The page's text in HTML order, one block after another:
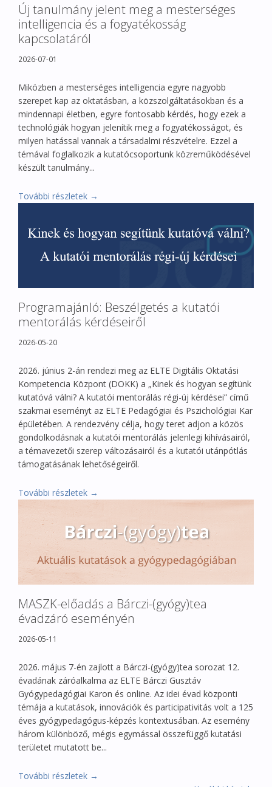
Új tanulmány jelent meg a mesterséges
intelligencia és a fogyatékosság
kapcsolatáról
2026-07-01
Miközben a mesterséges intelligencia egyre nagyobb
szerepet kap az oktatásban, a közszolgáltatásokban és a
mindennapi életben, egyre fontosabb kérdés, hogy ezek a
technológiák hogyan jelenítik meg a fogyatékosságot, és
milyen hatással vannak a társadalmi részvételre. Ezzel a
témával foglalkozik a kutatócsoportunk közreműködésével
készült tanulmány...
További részletek →
Programajánló: Beszélgetés a kutatói
mentorálás kérdéseiről
2026-05-20
2026. június 2-án rendezi meg az ELTE Digitális Oktatási
Kompetencia Központ (DOKK) a „Kinek és hogyan segítünk
kutatóvá válni? A kutatói mentorálás régi-új kérdései” című
szakmai eseményt az ELTE Pedagógiai és Pszichológiai Kar
épületében. A rendezvény célja, hogy teret adjon a közös
gondolkodásnak a kutatói mentorálás jelenlegi kihívásairól,
a témavezetői szerep változásairól és a kutatói utánpótlás
támogatásának lehetőségeiről.
További részletek →
MASZK-előadás a Bárczi-(gyógy)tea
évadzáró eseményén
2026-05-11
2026. május 7-én zajlott a Bárczi-(gyógy)tea sorozat 12.
évadának záróalkalma az ELTE Bárczi Gusztáv
Gyógypedagógiai Karon és online. Az idei évad központi
témája a kutatások, innovációk és participativitás volt a 125
éves gyógypedagógus-képzés kontextusában. Az esemény
három különböző, mégis egymással összefüggő kutatási
területet mutatott be...
További részletek →